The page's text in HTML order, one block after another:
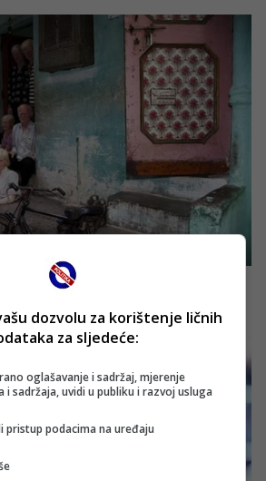
dozvolu za korištenje ličnih
za sljedeće:
oglašavanje i sadržaj, mjerenje
i sadržaja, uvidi u publiku i razvoj usluga
pristup podacima na uređaju